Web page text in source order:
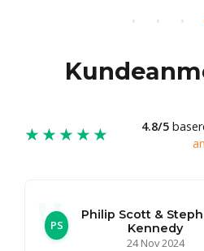
★★★★★ 4.8/5
PS
Philip Scott &
Kennedy
24 Nov 2024